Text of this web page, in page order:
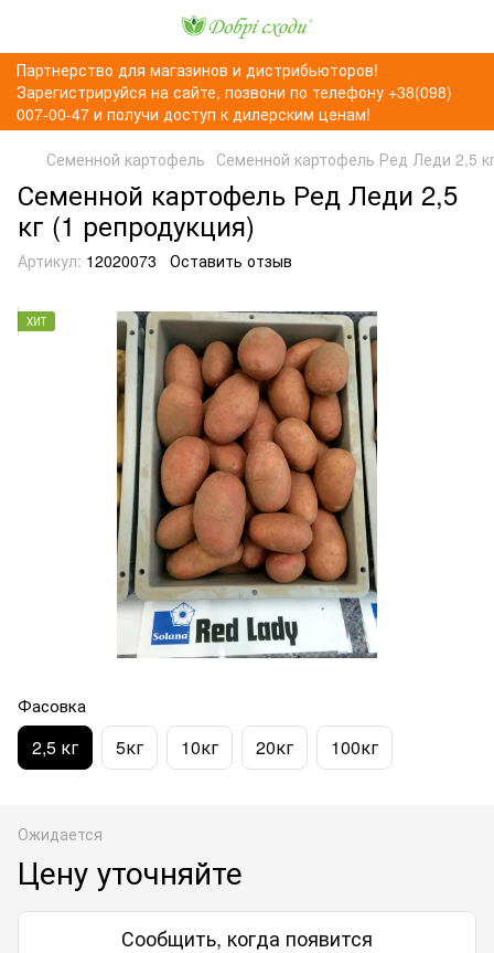
Партнерство для магазинов и дистрибьюторов!
Зарегистрируйся на сайте, позвони по телефону +38(098)
007-00-47 и получи доступ к дилерским ценам!
Семенной картофель Семенной картофель Ред Леди 2,5
Семенной картофель Ред Леди 2,5
кг (1 репродукция)
Артикул: 12020073 Оставить отзыв
ХИТ
Фасовка
2,5 кг 5кг 10кг 20кг 100кг
Ожидается
Цену уточняйте
Сообщить, когда появится